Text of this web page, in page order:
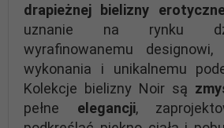
drapieżnej bielizny
uznanie na rynku
wyrafinowanemu
wykonania i unikalnemu
Kolekcje bielizny Noir są
pełne elegancji,